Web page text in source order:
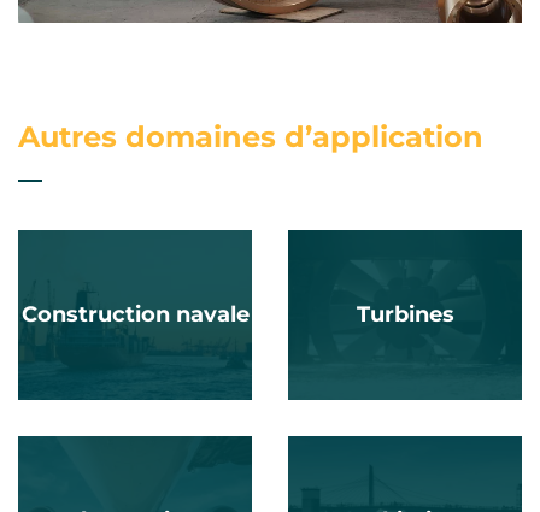
Autres domaines d’application
Construction navale Turbines